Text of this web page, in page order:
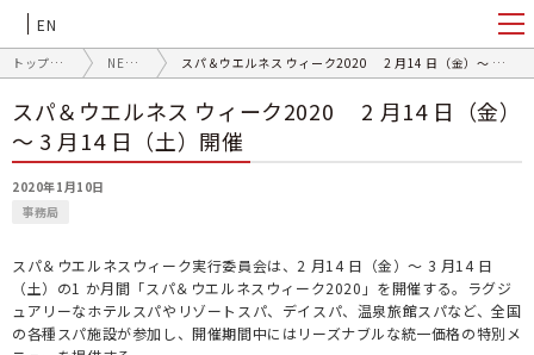
EN
トップページ NEWS スパ＆ウエルネス ウィーク2020 2 月14 日（金）～ 3 月14 日（土）開催
スパ＆ウエルネス ウィーク2020 2 月14 日（金）
～ 3 月14 日（土）開催
2020年1月10日
事務局
スパ＆ウエルネスウィーク実行委員会は、2 月14 日（金）～ 3 月14 日
（土）の1 か月間「スパ＆ウエルネスウィーク2020」を開催する。ラグジ
ュアリーなホテルスパやリゾートスパ、デイスパ、温泉旅館スパなど、全国
の各種スパ施設が参加し、開催期間中にはリーズナブルな統一価格の特別メ